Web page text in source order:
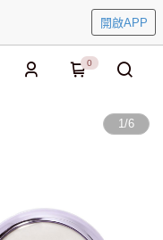
開啟APP
0
1/6